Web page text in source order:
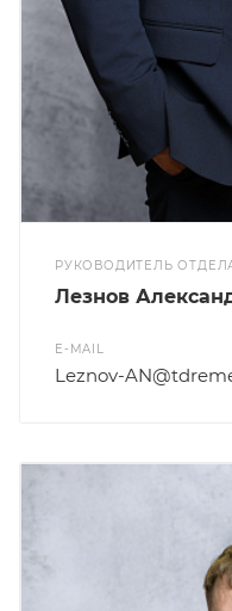
РУКОВОДИТЕЛЬ
Лезнов
E-MAIL
Leznov-